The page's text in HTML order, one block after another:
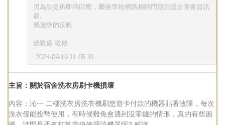
另為能提供即時回應，爾後學校網路相關問題請逕洽圖書資訊
處。
感謝您的反映
總務處 敬啟
2024-09-19 11:05:31
主旨：關於宿舍洗衣房刷卡機損壞
內容：沁一 二樓洗衣房洗衣機刷悠遊卡付款的機器貼著故障，每次
洗衣僅能投幣使用，有時候難免會遇到沒零錢的情形，真的有些困